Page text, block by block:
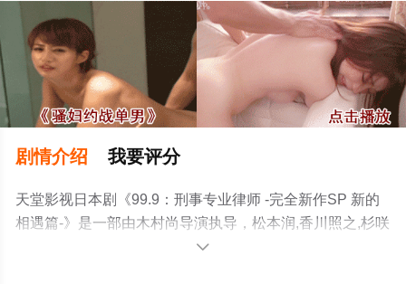
剧情介绍 我要评分
天堂影视日本剧《99.9：刑事专业律师 -完全新作SP 新的
相遇篇-》是一部由木村尚导演执导，松本润,香川照之,杉咲
花,西岛秀俊等演员精彩演绎的日本电视剧，手机免费观看
